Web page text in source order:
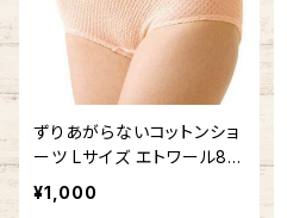
ずりあがらないコットンショ
ーツ Lサイズ エトワール84
1 ベーシック フルバック 鹿
の子編み
¥1,000